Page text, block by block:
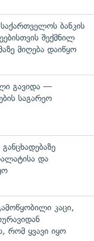
ბანკის
შექმნილ
მიღება დაიწყო
გავიდა —
საგარეო
და
კაცი,
რომ ყვავი იყო